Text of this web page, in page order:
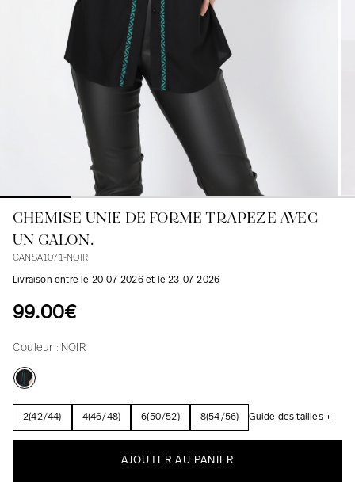
Blazers, Vestes
Blazers, Vestes
Manteaux
Accessoires
En ligne avec les courbes des femmes
La création avec audace et passion
CHEMISE UNIE DE FORME TRAPEZE AVEC
UN GALON.
CANSA1071-NOIR
Livraison entre le 20-07-2026 et le 23-07-2026
99.00€
Couleur : NOIR
2(42/44) 4(46/48) 6(50/52) 8(54/56) Guide des tailles +
AJOUTER AU PANIER